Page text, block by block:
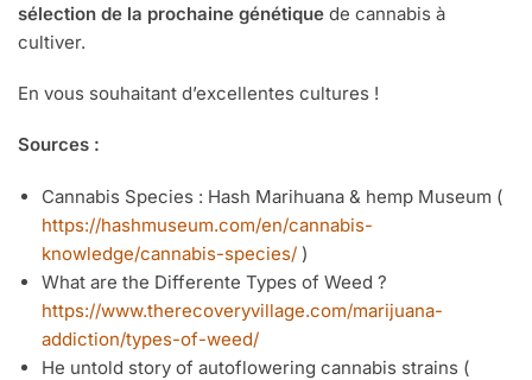
sélection de la prochaine génétique de cannabis à
cultiver.
En vous souhaitant d’excellentes cultures !
Sources :
Cannabis Species : Hash Marihuana & hemp Museum (
https://hashmuseum.com/en/cannabis-
knowledge/cannabis-species/ )
What are the Differente Types of Weed ?
https://www.therecoveryvillage.com/marijuana-
addiction/types-of-weed/
He untold story of autoflowering cannabis strains (